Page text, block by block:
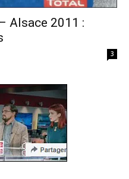
Alsace 2011 :
3